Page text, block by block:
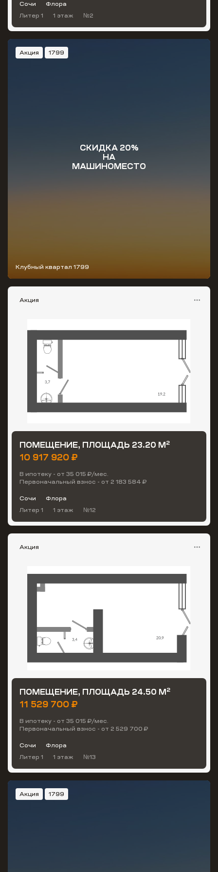
Сочи
Флора
Литер 1
1 этаж №2
Акция
ПОМЕЩЕНИЕ, ПЛОЩАДЬ 23.20 М2
10 917 920 ₽
В ипотеку - от 35 015 ₽/мес.
Первоначальный взнос - от 2 183 584 ₽
Сочи
Флора
Литер 1
1 этаж №12
Акция
ПОМЕЩЕНИЕ, ПЛОЩАДЬ 24.50 М2
11 529 700 ₽
В ипотеку - от 35 015 ₽/мес.
Первоначальный взнос - от 2 529 700 ₽
Сочи
Флора
Литер 1
1 этаж №13
Акция 1799
СКИДКА 20%
НА
МАШИНОМЕСТО
Клубный квартал 1799
Акция 1799